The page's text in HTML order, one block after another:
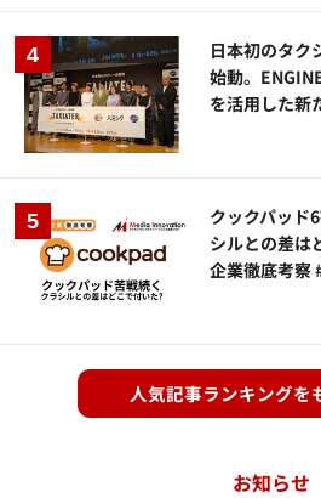
日本初のタク
始動。
を活用した新
クックパッド
シルとの差は
企業徹底考察
人気記事ランキングを
お知らせ